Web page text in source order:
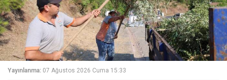
Yayınlanma: 07 Ağustos 2026 Cuma 15:33